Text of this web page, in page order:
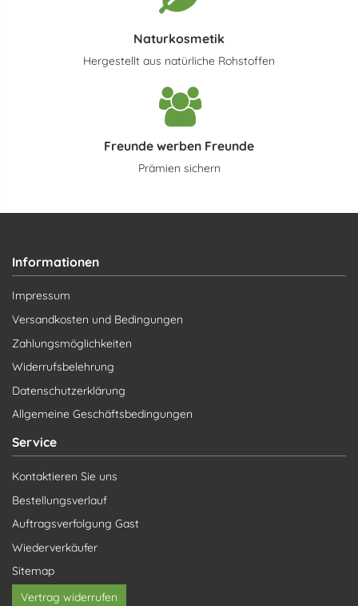
Naturkosmetik
Hergestellt aus natürliche Rohstoffen
Freunde werben Freunde
Prämien sichern
Informationen
Impressum
Versandkosten und Bedingungen
Zahlungsmöglichkeiten
Widerrufsbelehrung
Datenschutzerklärung
Allgemeine Geschäftsbedingungen
Service
Kontaktieren Sie uns
Bestellungsverlauf
Auftragsverfolgung Gast
Wiederverkäufer
Sitemap
Vertrag widerrufen